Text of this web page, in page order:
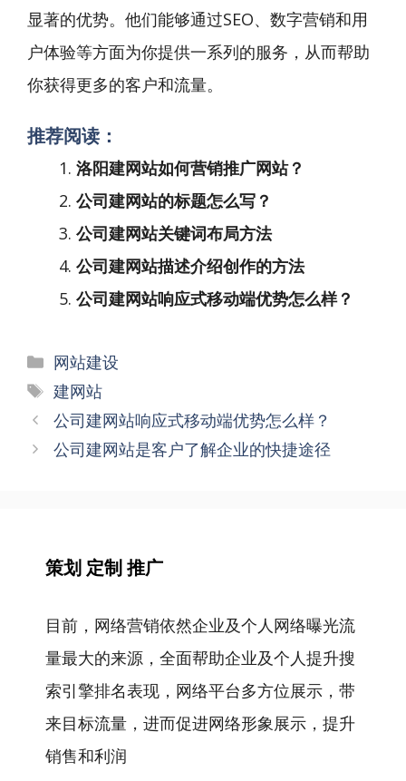
显著的优势。他们能够通过SEO、数字营销和用
户体验等方面为你提供一系列的服务，从而帮助
你获得更多的客户和流量。
推荐阅读：
洛阳建网站如何营销推广网站？
公司建网站的标题怎么写？
公司建网站关键词布局方法
公司建网站描述介绍创作的方法
公司建网站响应式移动端优势怎么样？
分
类
网站建设
标
签
建网站
文
章
公司建网站响应式移动端优势怎么样？
公司建网站是客户了解企业的快捷途径
策划 定制 推广
目前，网络营销依然企业及个人网络曝光流
量最大的来源，全面帮助企业及个人提升搜
索引擎排名表现，网络平台多方位展示，带
来目标流量，进而促进网络形象展示，提升
销售和利润